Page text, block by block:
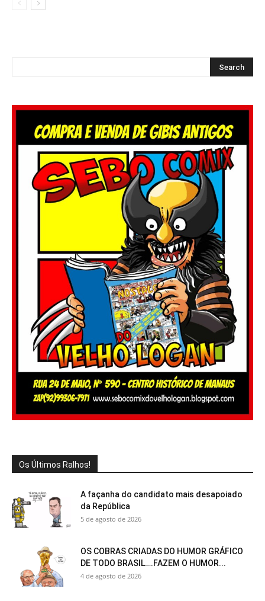
Os Últimos Ralhos!
A façanha do candidato mais desapoiado
da República
5 de agosto de 2026
OS COBRAS CRIADAS DO HUMOR GRÁFICO
DE TODO BRASIL….FAZEM O HUMOR...
4 de agosto de 2026